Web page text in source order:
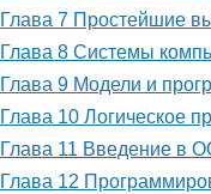
Глава 7 Простейшие
Глава 8 Системы
Глава 9 Модели и
Глава 10 Логическое
Глава 11 Введение в
Глава 12